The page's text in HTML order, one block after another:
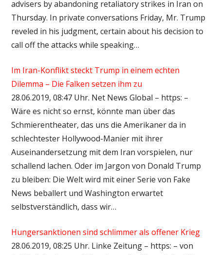
advisers by abandoning retaliatory strikes in Iran on
Thursday. In private conversations Friday, Mr. Trump
reveled in his judgment, certain about his decision to
call off the attacks while speaking…
Im Iran-Konflikt steckt Trump in einem echten
Dilemma – Die Falken setzen ihm zu
28.06.2019, 08:47 Uhr. Net News Global – https: –
Wäre es nicht so ernst, könnte man über das
Schmierentheater, das uns die Amerikaner da in
schlechtester Hollywood-Manier mit ihrer
Auseinandersetzung mit dem Iran vorspielen, nur
schallend lachen. Oder im Jargon von Donald Trump
zu bleiben: Die Welt wird mit einer Serie von Fake
News beballert und Washington erwartet
selbstverständlich, dass wir…
Hungersanktionen sind schlimmer als offener Krieg
28.06.2019, 08:25 Uhr. Linke Zeitung – https: – von